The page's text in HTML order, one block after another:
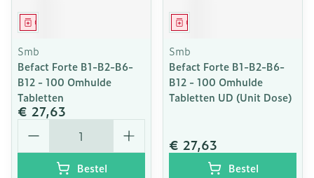
Geneesmiddel
Smb
Befact Forte B1-B2-B6-
B12 - 100 Omhulde
Tabletten
€ 27,63
Aantal
Bestel
Geneesmiddel
Smb
Befact Forte B1-B2-B6-
B12 - 100 Omhulde
Tabletten UD (Unit Dose)
€ 27,63
Bestel